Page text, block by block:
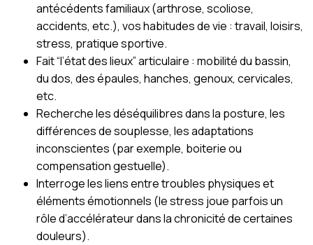
antécédents familiaux (arthrose, scoliose,
accidents, etc.), vos habitudes de vie : travail, loisirs,
stress, pratique sportive.
Fait “l’état des lieux” articulaire : mobilité du bassin,
du dos, des épaules, hanches, genoux, cervicales,
etc.
Recherche les déséquilibres dans la posture, les
différences de souplesse, les adaptations
inconscientes (par exemple, boiterie ou
compensation gestuelle).
Interroge les liens entre troubles physiques et
éléments émotionnels (le stress joue parfois un
rôle d’accélérateur dans la chronicité de certaines
douleurs).